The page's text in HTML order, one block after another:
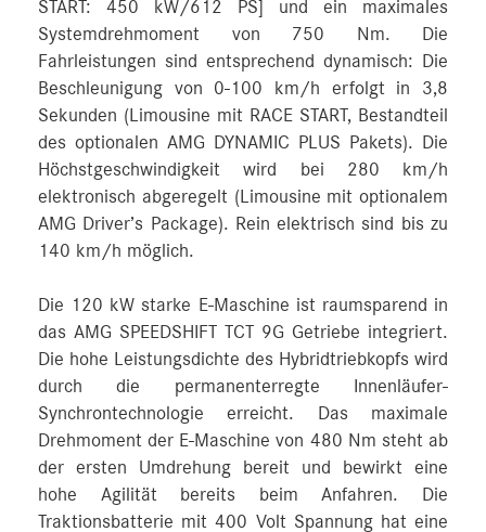
START: 450 kW/612 PS] und ein maximales
Systemdrehmoment von 750 Nm. Die
Fahrleistungen sind entsprechend dynamisch: Die
Beschleunigung von 0-100 km/h erfolgt in 3,8
Sekunden (Limousine mit RACE START, Bestandteil
des optionalen AMG DYNAMIC PLUS Pakets). Die
Höchstgeschwindigkeit wird bei 280 km/h
elektronisch abgeregelt (Limousine mit optionalem
AMG Driver’s Package). Rein elektrisch sind bis zu
140 km/h möglich.
Die 120 kW starke E-Maschine ist raumsparend in
das AMG SPEEDSHIFT TCT 9G Getriebe integriert.
Die hohe Leistungsdichte des Hybridtriebkopfs wird
durch die permanenterregte Innenläufer-
Synchrontechnologie erreicht. Das maximale
Drehmoment der E-Maschine von 480 Nm steht ab
der ersten Umdrehung bereit und bewirkt eine
hohe Agilität bereits beim Anfahren. Die
Traktionsbatterie mit 400 Volt Spannung hat eine